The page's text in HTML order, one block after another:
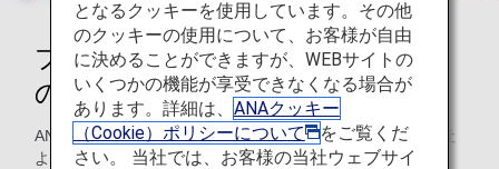
ブリュッセル航空のコードシェア
のご案内
ANAとのコードシェア便のサービスは以下のとおり運航会社
より提供されます。
となるクッキーを使用しています。その他
のクッキーの使用について、お客様が自由
に決めることができますが、WEBサイトの
いくつかの機能が享受できなくなる場合が
あります。詳細は、 ANAクッキー
（Cookie）ポリシーについて
をご覧くだ
さい。 当社では、お客様の当社ウェブサイ